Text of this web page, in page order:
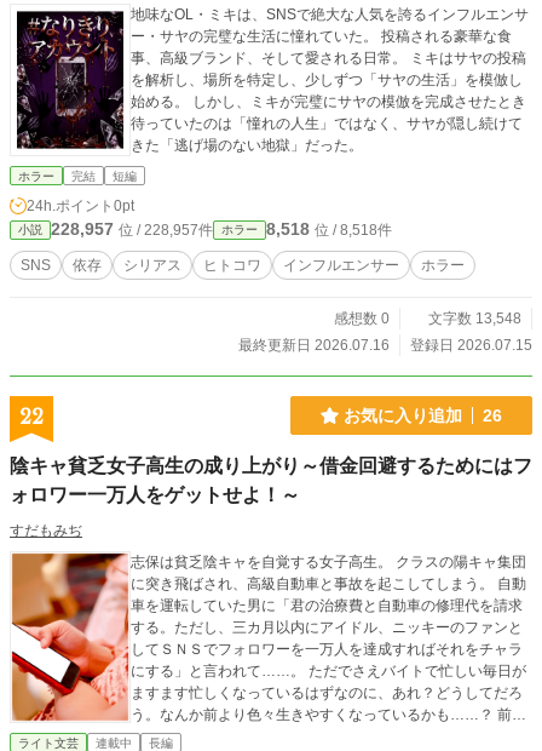
地味なOL・ミキは、SNSで絶大な人気を誇るインフルエンサ
ー・サヤの完璧な生活に憧れていた。 投稿される豪華な食
事、高級ブランド、そして愛される日常。 ミキはサヤの投稿
を解析し、場所を特定し、少しずつ「サヤの生活」を模倣し
始める。 しかし、ミキが完璧にサヤの模倣を完成させたとき
待っていたのは「憧れの人生」ではなく、サヤが隠し続けて
きた「逃げ場のない地獄」だった。
ホラー 完結 短編
24h.ポイント 0pt
小説 228,957 位 / 228,957件 ホラー 8,518 位 / 8,518件
SNS 依存 シリアス ヒトコワ インフルエンサー ホラー
感想数 0
文字数 13,548
最終更新日 2026.07.16
登録日 2026.07.15
22 お気に入り追加 26
陰キャ貧乏女子高生の成り上がり～借金回避するためにはフ
ォロワー一万人をゲットせよ！～
すだもみぢ
志保は貧乏陰キャを自覚する女子高生。 クラスの陽キャ集団
に突き飛ばされ、高級自動車と事故を起こしてしまう。 自動
車を運転していた男に「君の治療費と自動車の修理代を請求
する。ただし、三カ月以内にアイドル、ニッキーのファンと
してＳＮＳでフォロワーを一万人を達成すればそれをチャラ
にする」と言われて……。 ただでさえバイトで忙しい毎日が
ますます忙しくなっているはずなのに、あれ？どうしてだろ
う。なんか前より色々生きやすくなっているかも……？ 前向
きな無自覚系主人公が、見えないところで助けられて成長し
ライト文芸 連載中 長編